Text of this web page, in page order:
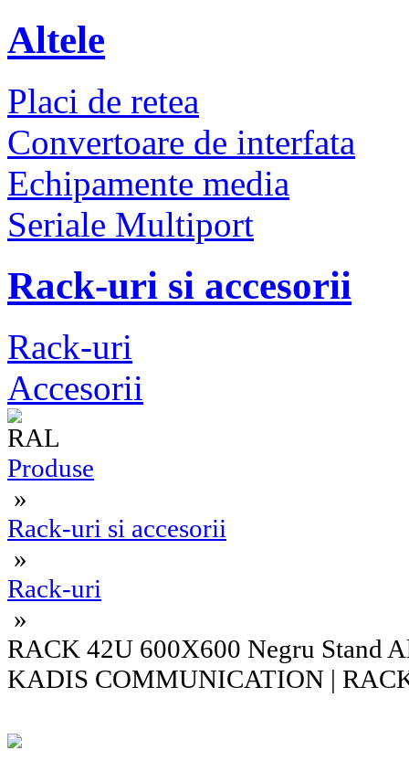
Altele
Placi de retea
Convertoare de interfata
Echipamente media
Seriale Multiport
Rack-uri si accesorii
Rack-uri
Accesorii
Produse
»
Rack-uri si accesorii
»
Rack-uri
»
RACK 42U 600X600 Negru Stand
KADIS COMMUNICATION |